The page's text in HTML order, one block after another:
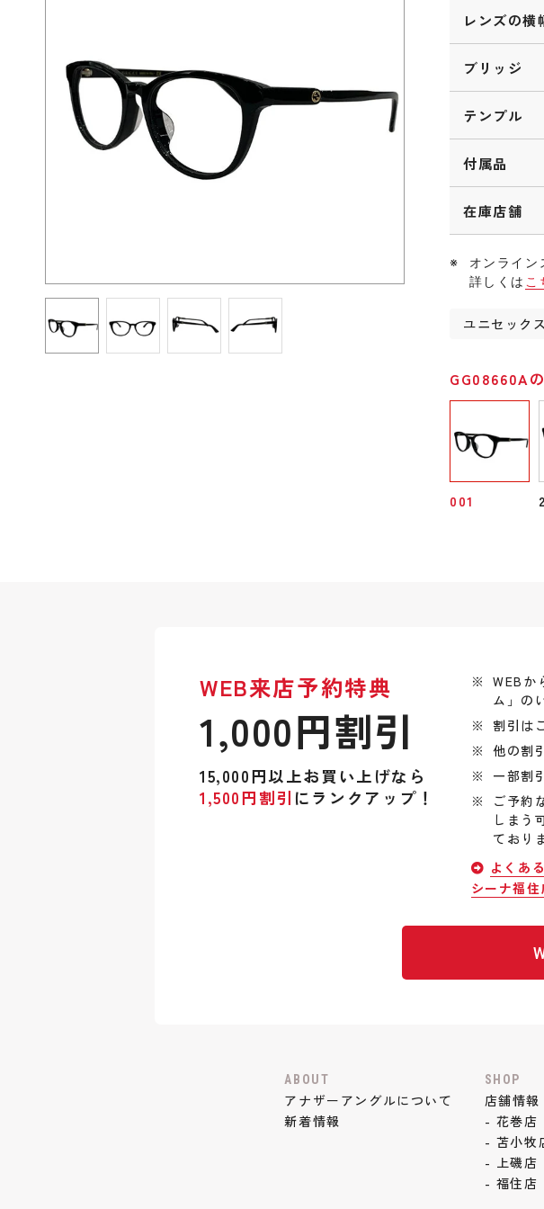
レンズの横
ブリッジ
テンプル
付属品
在庫店舗
オンライン
詳しくは こ
ユニセックス
GG08660A
001 2
WEB来店予約特典
1,000円割引
15,000円以上お買い上げなら
1,500円割引 にランクアップ！
WEBか
ム」の
割引は
他の割
一部割
ご予約
しまう
ており
よくあ
シーナ福住
ABOUT
アナザーアングルについて
新着情報
SHOP
店舗情報
- 花巻店
- 苫小牧
- 上磯店
- 福住店